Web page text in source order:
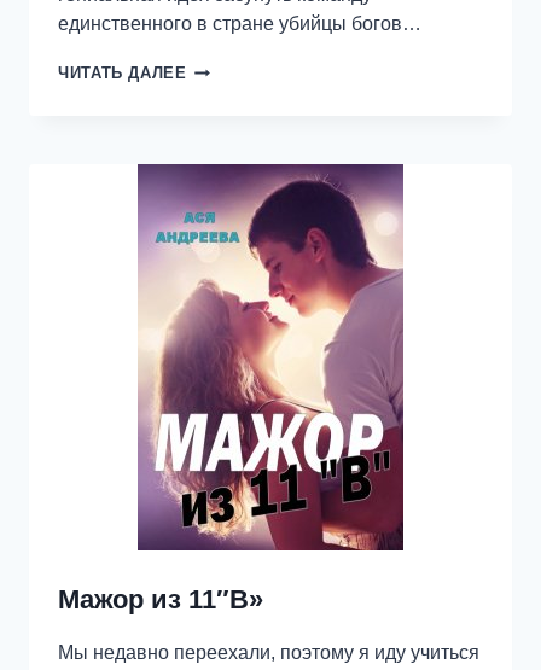
единственного в стране убийцы богов…
ЧИТАТЬ ДАЛЕЕ БОГОБОРЦЫ
Мажор из 11″В»
Мы недавно переехали, поэтому я иду учиться